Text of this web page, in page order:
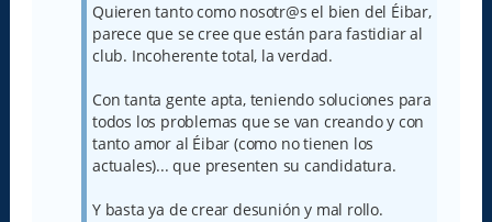
Quieren tanto como nosotr@s el bien del Éibar,
parece que se cree que están para fastidiar al
club. Incoherente total, la verdad.
Con tanta gente apta, teniendo soluciones para
todos los problemas que se van creando y con
tanto amor al Éibar (como no tienen los
actuales)... que presenten su candidatura.
Y basta ya de crear desunión y mal rollo.